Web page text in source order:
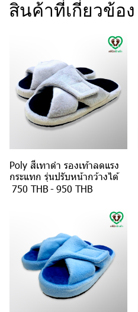
สินค้าที่เกี่ยวข้อง
Poly สีเทาดำ รองเท้าลดแรง
กระแทก รุ่นปรับหน้ากว้างได้
750 THB-950 THB